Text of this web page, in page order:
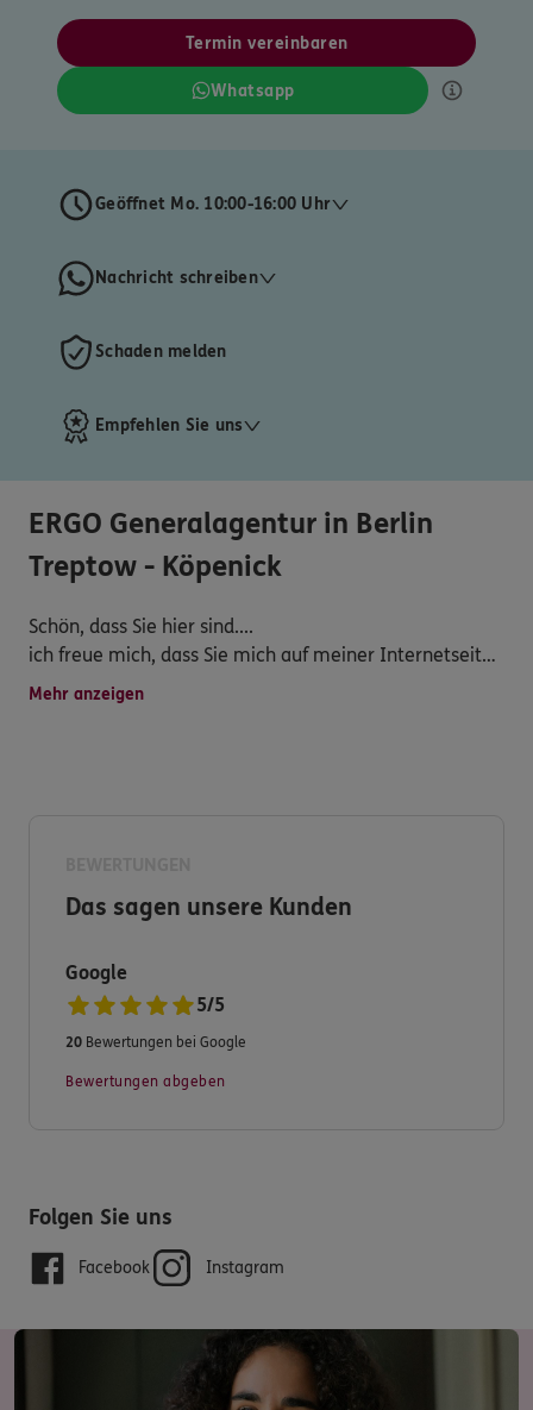
Termin vereinbaren
Whatsapp
Geöffnet Mo. 10:00-16:00 Uhr
Nachricht schreiben
Schaden melden
Empfehlen Sie uns
ERGO Generalagentur in Berlin
Treptow - Köpenick
Schön, dass Sie hier sind....
ich freue mich, dass Sie mich auf meiner Internetseite
besuchen.
Versicherungsunterlagen - räume diese auf - und plane
ich Ihnen die digitale Welt der ERGO zu nutzen.
einen Telefon,- oder Konferenztermin mit mir.
Ich freue mich auf Sie.
Mehr anzeigen
Das sagen unsere Kunden
Google
5/5
20 Bewertungen bei Google
Bewertungen abgeben
Folgen Sie uns
Facebook Instagram